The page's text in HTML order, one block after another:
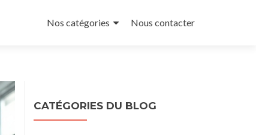
au
Nos catégories Nous contacter
CATÉGORIES DU BLOG